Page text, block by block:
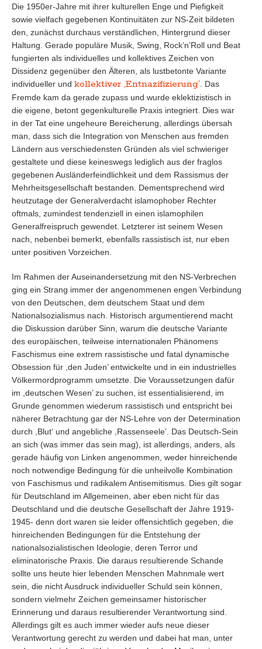
Die 1950er-Jahre mit ihrer kulturellen Enge und Piefigkeit
sowie vielfach gegebenen Kontinuitäten zur NS-Zeit bildeten
den, zunächst durchaus verständlichen, Hintergrund dieser
Haltung. Gerade populäre Musik, Swing, Rock’n’Roll und Beat
fungierten als individuelles und kollektives Zeichen von
Dissidenz gegenüber den Älteren, als lustbetonte Variante
individueller und kollektiver ‚Entnazifizierung’ . Das
Fremde kam da gerade zupass und wurde eklektizistisch in
die eigene, betont gegenkulturelle Praxis integriert. Dies war
in der Tat eine ungeheure Bereicherung, allerdings übersah
man, dass sich die Integration von Menschen aus fremden
Ländern aus verschiedensten Gründen als viel schwieriger
gestaltete und diese keineswegs lediglich aus der fraglos
gegebenen Ausländerfeindlichkeit und dem Rassismus der
Mehrheitsgesellschaft bestanden. Dementsprechend wird
heutzutage der Generalverdacht islamophober Rechter
oftmals, zumindest tendenziell in einen islamophilen
Generalfreispruch gewendet. Letzterer ist seinem Wesen
nach, nebenbei bemerkt, ebenfalls rassistisch ist, nur eben
unter positiven Vorzeichen.
Im Rahmen der Auseinandersetzung mit den NS-Verbrechen
ging ein Strang immer der angenommenen engen Verbindung
von den Deutschen, dem deutschem Staat und dem
Nationalsozialismus nach. Historisch argumentierend macht
die Diskussion darüber Sinn, warum die deutsche Variante
des europäischen, teilweise internationalen Phänomens
Faschismus eine extrem rassistische und fatal dynamische
Obsession für ,den Juden’ entwickelte und in ein industrielles
Völkermordprogramm umsetzte. Die Voraussetzungen dafür
im ,deutschen Wesen’ zu suchen, ist essentialisierend, im
Grunde genommen wiederum rassistisch und entspricht bei
näherer Betrachtung gar der NS-Lehre von der Determination
durch ,Blut‘ und angebliche ,Rassenseele’. Das Deutsch-Sein
an sich (was immer das sein mag), ist allerdings, anders, als
gerade häufig von Linken angenommen, weder hinreichende
noch notwendige Bedingung für die unheilvolle Kombination
von Faschismus und radikalem Antisemitismus. Dies gilt sogar
für Deutschland im Allgemeinen, aber eben nicht für das
Deutschland und die deutsche Gesellschaft der Jahre 1919-
1945- denn dort waren sie leider offensichtlich gegeben, die
hinreichenden Bedingungen für die Entstehung der
nationalsozialistischen Ideologie, deren Terror und
eliminatorische Praxis. Die daraus resultierende Schande
sollte uns heute hier lebenden Menschen Mahnmale wert
sein, die nicht Ausdruck individueller Schuld sein können,
sondern vielmehr Zeichen gemeinsamer historischer
Erinnerung und daraus resultierender Verantwortung sind.
Allerdings gilt es auch immer wieder aufs neue dieser
Verantwortung gerecht zu werden und dabei hat man, unter